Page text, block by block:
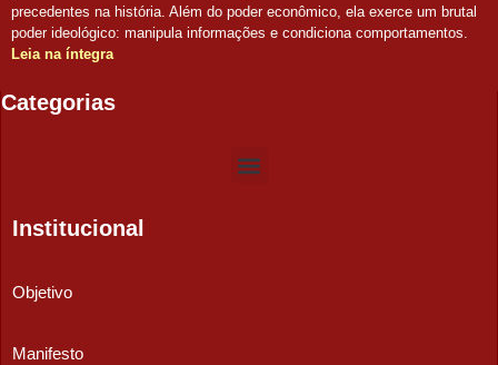
precedentes na história. Além do poder econômico, ela exerce um brutal
poder ideológico: manipula informações e condiciona comportamentos.
Leia na íntegra
Categorias
Institucional
Objetivo
Manifesto